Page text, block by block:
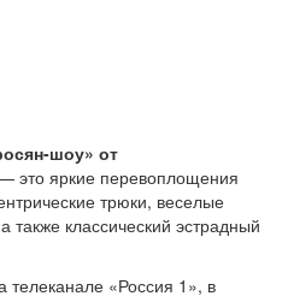
шоу» от
это яркие перевоплощения
трюки, веселые
классический эстрадный
«Россия 1», в